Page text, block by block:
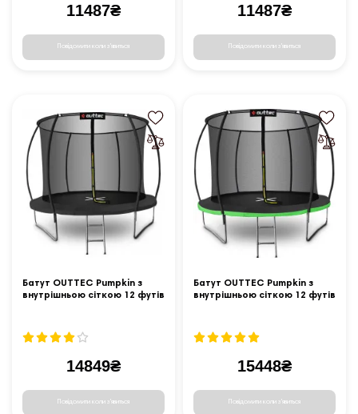
11487₴
Повідомити коли з'явиться
11487₴
Повідомити коли з'явиться
Батут OUTTEC Pumpkin з
внутрішньою сіткою 12 футів
14849₴
Повідомити коли з'явиться
Батут OUTTEC Pumpkin з
внутрішньою сіткою 12 футів
15448₴
Повідомити коли з'явиться